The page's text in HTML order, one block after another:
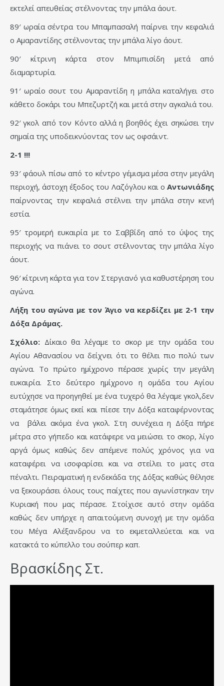
εκτελεί απευθείας στέλνοντας την μπάλα άουτ.
89′ ωραία σέντρα του Μπαμπασαλή παίρνει την κεφαλιά
ο Αμαραντίδης στέλνοντας την μπάλα λίγο άουτ.
90′ κίτρινη κάρτα στον Μπιμπισίδη μετά από
διαμαρτυρία.
91′ ωραίο σουτ του Αμαραντίδη η μπάλα καταλήγει στο
κάθετο δοκάρι του Μπεζυρτζή και μετά στην αγκαλιά του.
92′ γκολ από τον Κόντο αλλά η βοηθός έχει σηκώσει την
σημαία της υποδεικνύοντας τον ως οφσάιντ.
2-1 !!!
93′ φάουλ πίσω από το κέντρο γέμισμα μέσα στην μεγάλη
περιοχή, άστοχη έξοδος του Λαζόγλου και ο Αντωνιάδης
παίρνοντας την κεφαλιά στέλνει την μπάλα στην κενή
εστία.
95′ τρομερή ευκαιρία με το Σαββίδη από το ύψος της
περιοχής να πιάνει το σουτ στέλνοντας την μπάλα λίγο
άουτ.
96′ κίτρινη κάρτα για τον Στεργιανό για καθυστέρηση του
αγώνα.
Λήξη του αγώνα με τον Άγιο να κερδίζει με 2-1 την
Δόξα Δράμας.
Σχόλιο: Δίκαιο θα λέγαμε το σκορ με την ομάδα του
Αγίου Αθανασίου να δείχνει ότι το θέλει πιο πολύ των
αγώνα. Το πρώτο ημίχρονο πέρασε χωρίς την μεγάλη
ευκαιρία. Στο δεύτερο ημίχρονο η ομάδα του Αγίου
ευτύχησε να προηγηθεί με ένα τυχερό θα λέγαμε γκολ,δεν
σταμάτησε όμως εκεί και πίεσε την Δόξα καταφέρνοντας
να βάλει ακόμα ένα γκολ. Στη συνέχεια η Δόξα πήρε
μέτρα στο γήπεδο και κατάφερε να μειώσει το σκορ, λίγο
αργά όμως καθώς δεν απέμενε πολύς χρόνος για να
καταφέρει να ισοφαρίσει και να στείλει το ματς στα
πέναλτι. Πειραματική η ενδεκάδα της Δόξας καθώς θέλησε
να ξεκουράσει όλους τους παίχτες που αγωνίστηκαν την
Κυριακή που μας πέρασε. Στοίχισε αυτό στην ομάδα
καθώς δεν υπήρχε η απαιτούμενη συνοχή με την ομάδα
του Μέγα Αλέξανδρου να το εκμεταλλεύεται και να
κατακτά το κύπελλο του σούπερ καπ.
Βρασκίδης Στ.